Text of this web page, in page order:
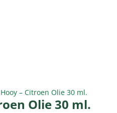
Hooy – Citroen Olie 30 ml.
Olie 30 ml.